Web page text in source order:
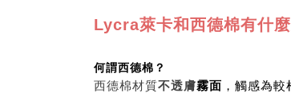
Lycra萊卡和西德棉有什麼
何謂西德棉？
西德棉材質不透膚霧面 ，觸感為較